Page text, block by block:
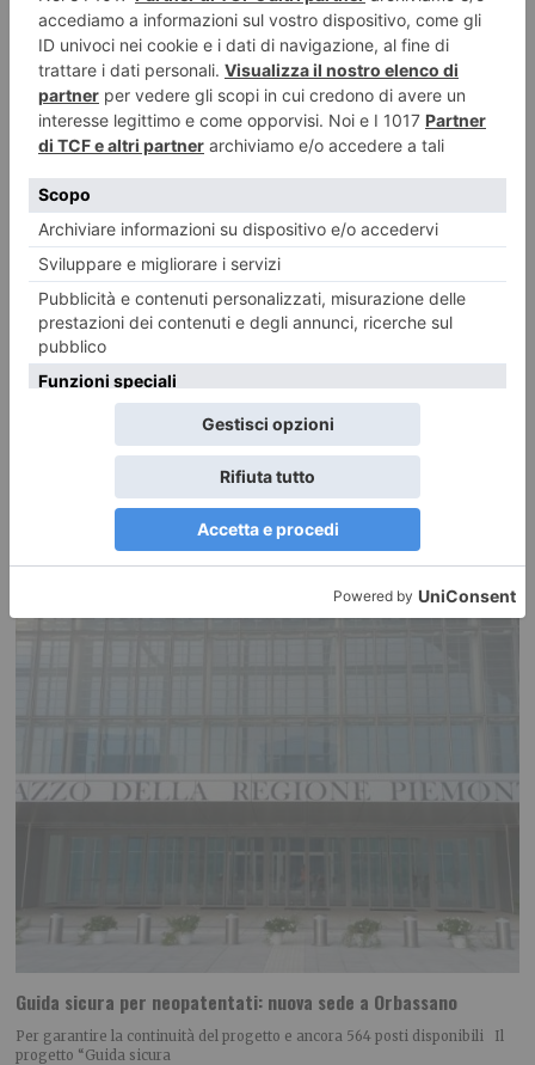
Nocciole, raccolta al via con una settimana di anticipo
Confagricoltura Piemonte: «ora il mercato riconosca il valore della
produzione» Allasia: “Annata difficile tra caldo, siccità
Guida sicura per neopatentati: nuova sede a Orbassano
Per garantire la continuità del progetto e ancora 564 posti disponibili Il
progetto “Guida sicura